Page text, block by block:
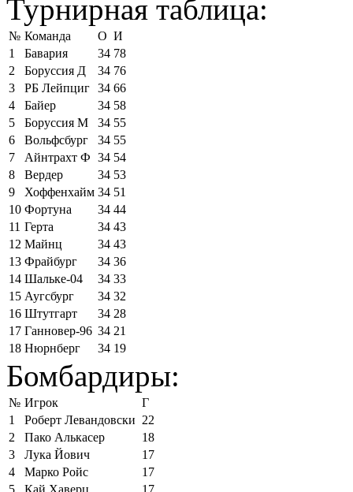
Турнирная таблица:
№ Команда О И
1
Бавария 34 78
2
Боруссия Д 34 76
3
РБ Лейпциг 34 66
4
Байер 34 58
5
Боруссия М 34 55
6
Вольфсбург 34 55
7
Айнтрахт Ф 34 54
8
Вердер 34 53
9
Хоффенхайм 34 51
10 Фортуна 34 44
11 Герта 34 43
12 Майнц 34 43
13 Фрайбург 34 36
14 Шальке-04 34 33
15 Аугсбург 34 32
16 Штутгарт 34 28
17 Ганновер-96 34 21
18 Нюрнберг 34 19
Бомбардиры:
№ Игрок
Г
1
Роберт Левандовски 22
2
Пако Алькасер
18
3
Лука Йович
17
4
Марко Ройс
17
5
Кай Хаверц 17